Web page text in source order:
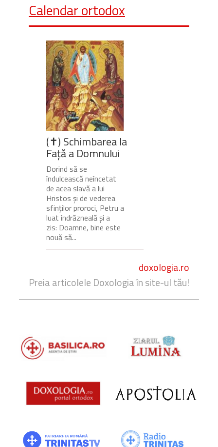
Calendar ortodox
(✝) Schimbarea la
Față a Domnului
Dorind să se
îndulcească neîncetat
de acea slavă a lui
Hristos și de vederea
sfinților proroci, Petru a
luat îndrăzneală și a
zis: Doamne, bine este
nouă să...
doxologia.ro
Preia articolele Doxologia în site-ul tău!